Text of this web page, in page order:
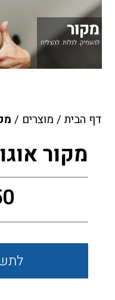
דף הבית / מוצרים /
מקור